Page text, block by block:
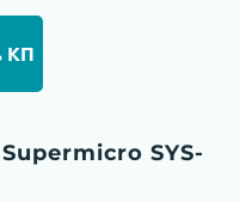
КП
SYS-